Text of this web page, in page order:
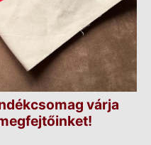
várja